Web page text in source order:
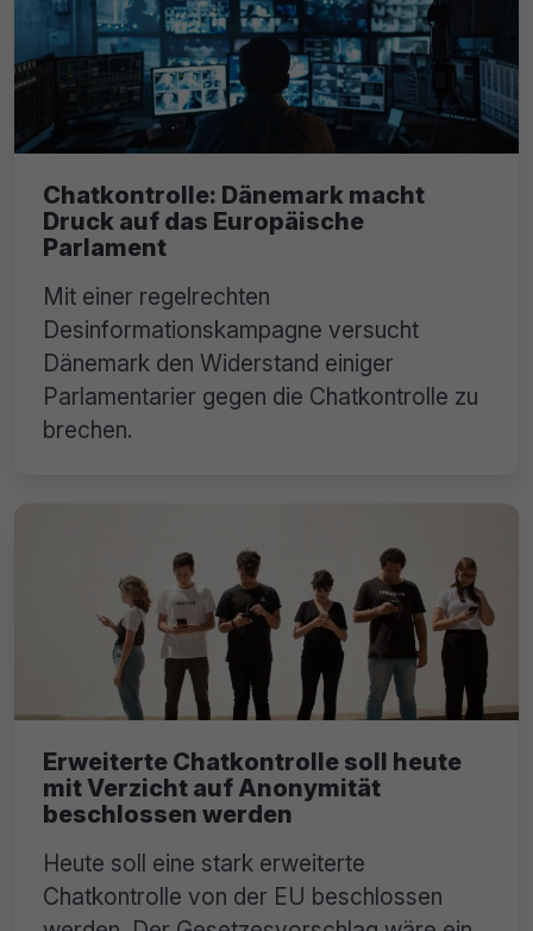
Chatkontrolle: Dänemark macht
Druck auf das Europäische
Parlament
Mit einer regelrechten
Desinformationskampagne versucht
Dänemark den Widerstand einiger
Parlamentarier gegen die Chatkontrolle zu
brechen.
Erweiterte Chatkontrolle soll heute
mit Verzicht auf Anonymität
beschlossen werden
Heute soll eine stark erweiterte
Chatkontrolle von der EU beschlossen